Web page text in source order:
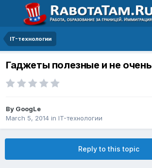
IT-технологии
Гаджеты полезные и не очень
By GoogLe
March 5, 2014 in IT-технологии
Reply to this topic